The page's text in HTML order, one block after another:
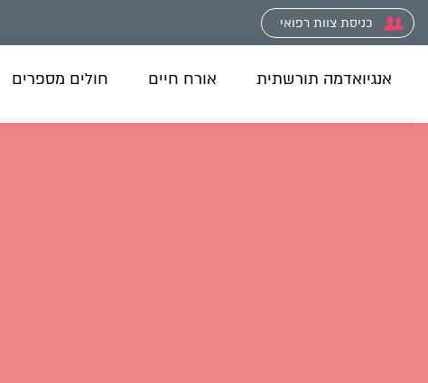
כניסת צוות רפואי
אנגיואדמה תורשתית אורח חיים חולים מספרים